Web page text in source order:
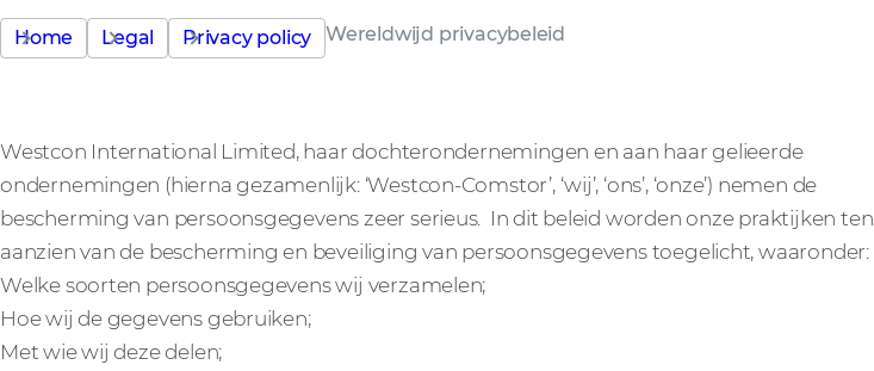
Home Legal Privacy policy Wereldwijd privacybeleid
Westcon International Limited, haar dochterondernemingen en aan haar gelieerde
ondernemingen (hierna gezamenlijk: ‘Westcon-Comstor’, ‘wij’, ‘ons’, ‘onze’) nemen de
bescherming van persoonsgegevens zeer serieus. In dit beleid worden onze praktijken ten
aanzien van de bescherming en beveiliging van persoonsgegevens toegelicht, waaronder:
Welke soorten persoonsgegevens wij verzamelen;
Hoe wij de gegevens gebruiken;
Met wie wij deze delen;